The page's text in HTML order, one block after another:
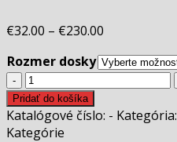
€32.00 – €230.00
Rozmer dosky
množstvo
Kamenná
dyha
AUTUMN
Pridať do košíka
Katalógové číslo: - Kategória:
Kategórie